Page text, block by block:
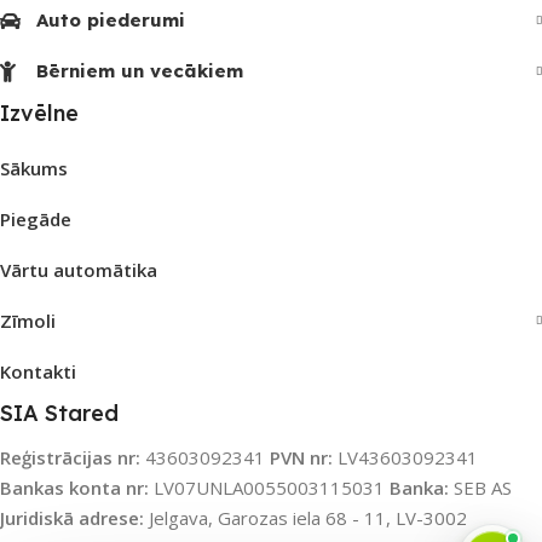
Auto piederumi
Bērniem un vecākiem
Izvēlne
Sākums
Piegāde
Vārtu automātika
Zīmoli
Kontakti
SIA Stared
Reģistrācijas nr: 43603092341 PVN nr: LV43603092341
Bankas konta nr: LV07UNLA0055003115031 Banka: SEB AS
Juridiskā adrese: Jelgava, Garozas iela 68 - 11, LV-3002